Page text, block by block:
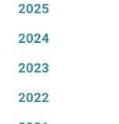
2025
2024
2023
2022